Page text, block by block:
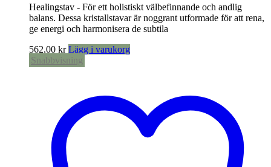
Healingstav - För ett holistiskt välbefinnande och andlig
balans. Dessa kristallstavar är noggrant utformade för att rena,
ge energi och harmonisera de subtila
562,00 kr Lägg i varukorg
Snabbvisning